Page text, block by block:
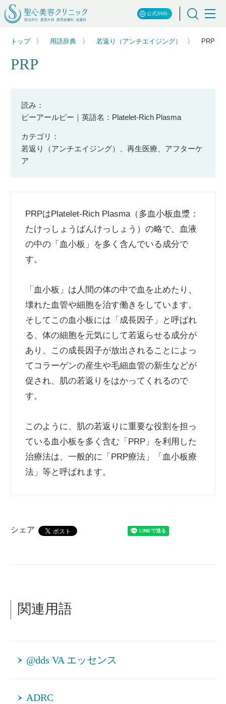
公式SNS
トップ 用語辞典 若返り（アンチエイジング） PRP
PRP
読み：
ピーアールピー｜英語名：Platelet-Rich Plasma
カテゴリ：
若返り（アンチエイジング）、再生医療、アフターケ
ア
PRPはPlatelet-Rich Plasma（多血小板血漿：
たけっしょうばんけっしょう）の略で、血液
の中の「血小板」を多く含んでいる成分で
す。
「血小板」は人間の体の中で血を止めたり、
壊れた血管や細胞を治す働きをしています。
そしてこの血小板には「成長因子」と呼ばれ
る、体の細胞を元気にして若返らせる成分が
あり、この成長因子が放出されることによっ
てコラーゲンの産生や毛細血管の新生などが
促され、肌の若返りをはかってくれるので
す。
このように、肌の若返りに重要な役割を担っ
ている血小板を多く含む「PRP」を利用した
治療法は、一般的に「PRP療法」「血小板療
法」等と呼ばれます。
シェア
関連用語
@dds VA エッセンス
ADRC